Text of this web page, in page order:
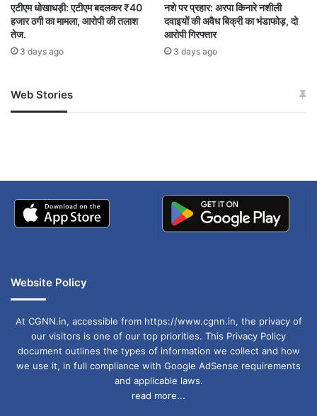
एटीएम धोखाधड़ी: एटीएम बदलकर ₹40
हजार ठगी का मामला, आरोपी की तलाश
तेज.
3 days ago
नशे पर प्रहार: अरपा किनारे नशीली
दवाइयों की अवैध बिक्री का भंडाफोड़, दो
आरोपी गिरफ्तार
3 days ago
Web Stories
जम्मू-कश्मीर में बारिश से
अपडेट
खाई में धक्का… आरोपियों ने
Website Policy
At CGNN.in, accessible from https://www.cgnn.in, the privacy of
our visitors is one of our top priorities. This Privacy Policy
document outlines the types of information we collect and how
we use it, in full compliance with Google AdSense requirements
and applicable laws.
read more...